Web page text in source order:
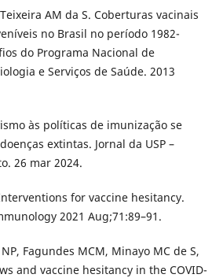
AM da S. Coberturas vacinais
no Brasil no período 1982-
do Programa Nacional de
e Serviços de Saúde. 2013
às políticas de imunização se
extintas. Jornal da USP –
26 mar 2024.
for vaccine hesitancy.
2021 Aug;71:89–91.
Fagundes MCM, Minayo MC de S,
and vaccine hesitancy in the COVID-